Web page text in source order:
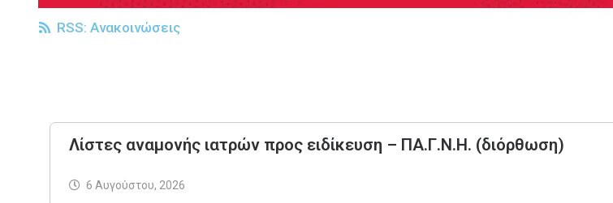
RSS: Ανακοινώσεις
Λίστες αναμονής ιατρών προς ειδίκευση – ΠΑ.Γ.Ν.Η. (διόρθωση)
6 Αυγούστου, 2026